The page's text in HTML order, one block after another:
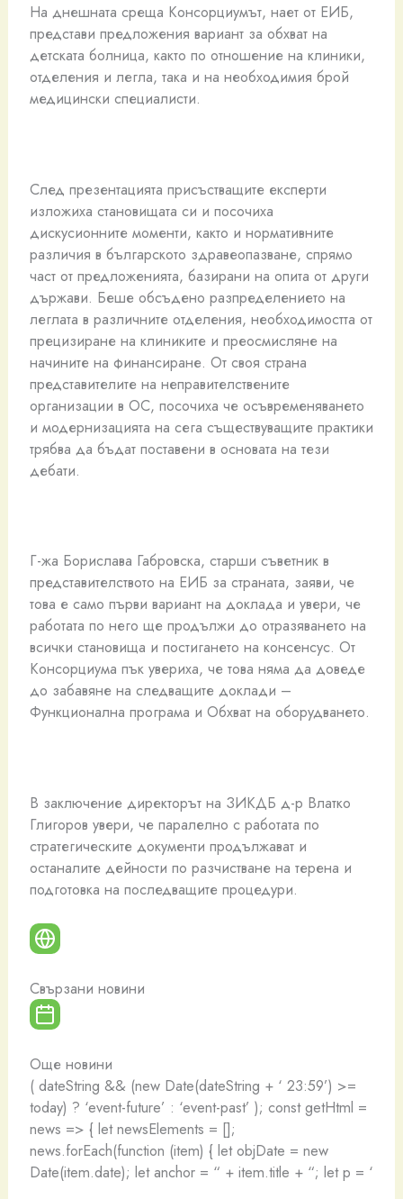
На днешната среща Консорциумът, нает от ЕИБ,
представи предложения вариант за обхват на
детската болница, както по отношение на клиники,
отделения и легла, така и на необходимия брой
медицински специалисти.
След презентацията присъстващите експерти
изложиха становищата си и посочиха
дискусионните моменти, както и нормативните
различия в българското здравеопазване, спрямо
част от предложенията, базирани на опита от други
държави. Беше обсъдено разпределението на
леглата в различните отделения, необходимостта от
прецизиране на клиниките и преосмисляне на
начините на финансиране. От своя страна
представителите на неправителствените
организации в ОС, посочиха че осъвременяването
и модернизацията на сега съществуващите практики
трябва да бъдат поставени в основата на тези
дебати.
Г-жа Борислава Габровска, старши съветник в
представителството на ЕИБ за страната, заяви, че
това е само първи вариант на доклада и увери, че
работата по него ще продължи до отразяването на
всички становища и постигането на консенсус. От
Консорциума пък увериха, че това няма да доведе
до забавяне на следващите доклади –
Функционална програма и Обхват на оборудването.
В заключение директорът на ЗИКДБ д-р Влатко
Глигоров увери, че паралелно с работата по
стратегическите документи продължават и
останалите дейности по разчистване на терена и
подготовка на последващите процедури.
Свързани новини
Още новини
( dateString && (new Date(dateString + ‘ 23:59’) >=
today) ? ‘event-future’ : ‘event-past’ ); const getHtml =
news => { let newsElements = [];
news.forEach(function (item) { let objDate = new
Date(item.date); let anchor = “ + item.title + “; let p = ‘